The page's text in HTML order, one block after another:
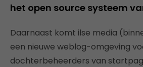
het open source systeem
Daarnaast komt ilse media
een nieuwe weblog-omgeving
dochterbeheerders van